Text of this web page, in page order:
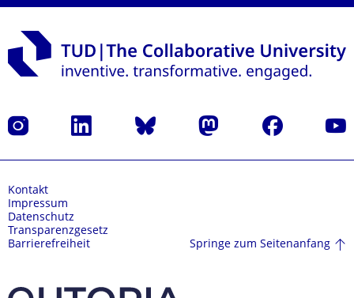
Instagram LinkedIn Bluesky Mastodon Facebook
Kontakt
Impressum
Datenschutz
Transparenzgesetz
Barrierefreiheit
Springe zum Seitenanfang